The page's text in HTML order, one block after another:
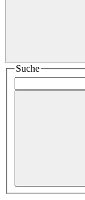
Suche